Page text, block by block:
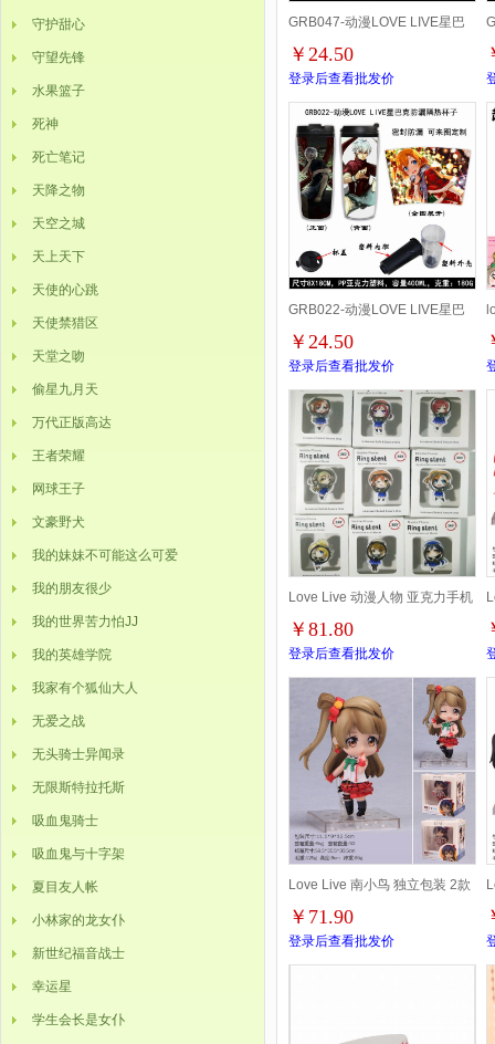
守护甜心
守望先锋
水果篮子
死神
死亡笔记
天降之物
天空之城
天上天下
天使的心跳
天使禁猎区
天堂之吻
偷星九月天
万代正版高达
王者荣耀
网球王子
文豪野犬
我的妹妹不可能这么可爱
我的朋友很少
我的世界苦力怕JJ
我的英雄学院
我家有个狐仙大人
无爱之战
无头骑士异闻录
无限斯特拉托斯
吸血鬼骑士
吸血鬼与十字架
夏目友人帐
小林家的龙女仆
新世纪福音战士
幸运星
学生会长是女仆
GRB047-动漫LOVE LIVE星巴
克防漏隔热杯子 8X18CM
400ML
￥24.50
登录后查看批发价
GRB022-动漫LOVE LIVE星巴
克防漏隔热杯子8X18CM
400ML
￥24.50
登录后查看批发价
Love Live 动漫人物 亚克力手机
支架 盒装 10个混批
￥81.80
登录后查看批发价
Love Live 南小鸟 独立包装 2款
一套 盒装手办摆件模型 9CM 一
箱30套
￥71.90
登录后查看批发价